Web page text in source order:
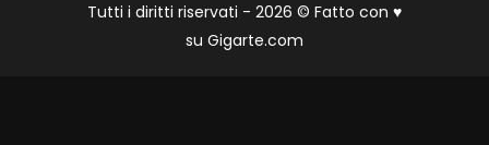
Tutti i diritti riservati - 2026 © Fatto con ♥
su Gigarte.com